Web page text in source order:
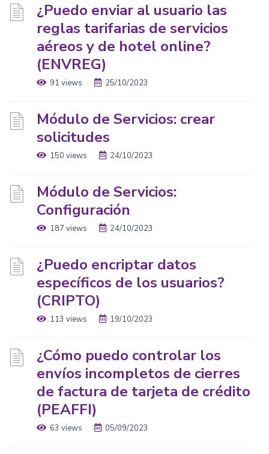
¿Puedo enviar al usuario las
reglas tarifarias de servicios
aéreos y de hotel online?
(ENVREG)
91 views 25/10/2023
Módulo de Servicios: crear
solicitudes
150 views 24/10/2023
Módulo de Servicios:
Configuración
187 views 24/10/2023
¿Puedo encriptar datos
específicos de los usuarios?
(CRIPTO)
113 views 19/10/2023
¿Cómo puedo controlar los
envíos incompletos de cierres
de factura de tarjeta de crédito
(PEAFFI)
63 views 05/09/2023